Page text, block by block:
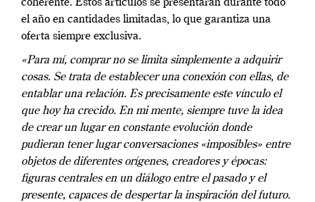
coherente. Estos artículos se presentarán durante todo
el año en cantidades limitadas, lo que garantiza una
oferta siempre exclusiva.
«Para mí, comprar no se limita simplemente a adquirir
cosas. Se trata de establecer una conexión con ellas, de
entablar una relación. Es precisamente este vínculo el
que hoy ha crecido. En mi mente, siempre tuve la idea
de crear un lugar en constante evolución donde
pudieran tener lugar conversaciones «imposibles» entre
objetos de diferentes orígenes, creadores y épocas:
figuras centrales en un diálogo entre el pasado y el
presente, capaces de despertar la inspiración del futuro.